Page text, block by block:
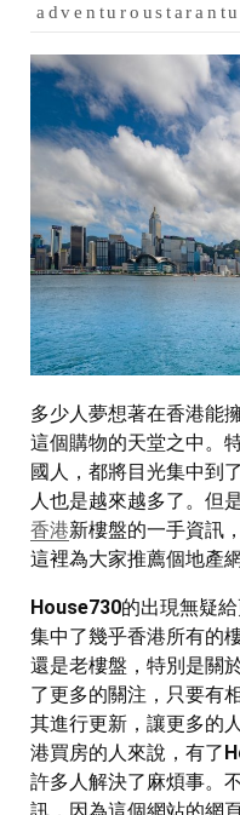
on
多少人夢想著在香港能
這個購物的天堂之中。
國人，都將目光集中到
人也是越來越多了。但
香港新樓盤的一手資訊
這裡為大家推薦個地產
House730的出現無疑
集中了幾乎香港所有的
還是老樓盤，特別是關
了更多的關注，只要有
其進行更新，讓更多的
港買房的人來說，有了
許多人解決了麻煩事。